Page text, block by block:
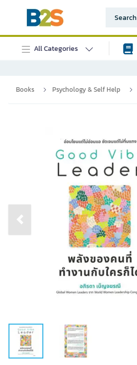
All Categories
Books Psychology & Self Help
Previous slide